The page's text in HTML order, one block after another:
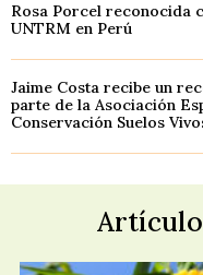
Rosa Porcel reconocida
UNTRM en Perú
Jaime Costa recibe un
parte de la Asociación
Conservación Suelos